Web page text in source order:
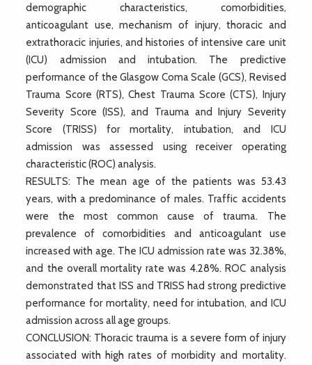
demographic characteristics, comorbidities,
anticoagulant use, mechanism of injury, thoracic and
extrathoracic injuries, and histories of intensive care unit
(ICU) admission and intubation. The predictive
performance of the Glasgow Coma Scale (GCS), Revised
Trauma Score (RTS), Chest Trauma Score (CTS), Injury
Severity Score (ISS), and Trauma and Injury Severity
Score (TRISS) for mortality, intubation, and ICU
admission was assessed using receiver operating
characteristic (ROC) analysis.
RESULTS: The mean age of the patients was 53.43
years, with a predominance of males. Traffic accidents
were the most common cause of trauma. The
prevalence of comorbidities and anticoagulant use
increased with age. The ICU admission rate was 32.38%,
and the overall mortality rate was 4.28%. ROC analysis
demonstrated that ISS and TRISS had strong predictive
performance for mortality, need for intubation, and ICU
admission across all age groups.
CONCLUSION: Thoracic trauma is a severe form of injury
associated with high rates of morbidity and mortality.